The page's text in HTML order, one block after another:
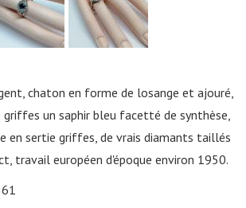
chaton en forme de losange et ajouré,
un saphir bleu facetté de synthèse,
en sertie griffes, de vrais diamants taillés
travail européen d'époque environ 1950.